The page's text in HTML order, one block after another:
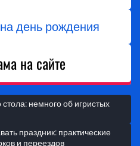
день рождения
на сайте
стола: немного об игристых
праздник: практические
и переездов